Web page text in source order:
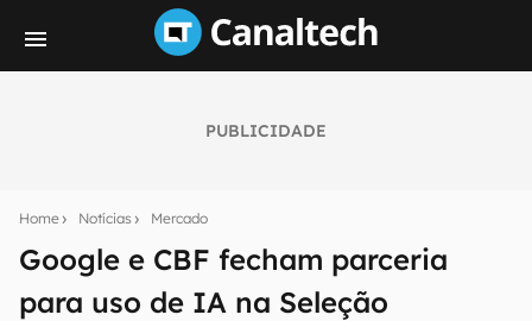
PUBLICIDADE
Home Notícias Mercado
Google e CBF fecham parceria
para uso de IA na Seleção
notícias e reviews sobre tecnologia em primeira
E-mail